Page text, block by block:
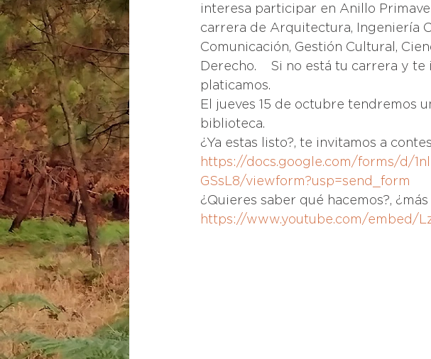
interesa participar en Anillo
carrera de Arquitectura, Ingeniería
Comunicación, Gestión Cultural,
Derecho.    Si no está tu carrera y
platicamos.
El jueves 15 de octubre tendremos
biblioteca.
¿Ya estas listo?, te invitamos a
https://docs.google.com/forms/d/
GSsL8/viewform?usp=send_form
¿Quieres saber qué hacemos?,
https://www.youtube.com/embed/